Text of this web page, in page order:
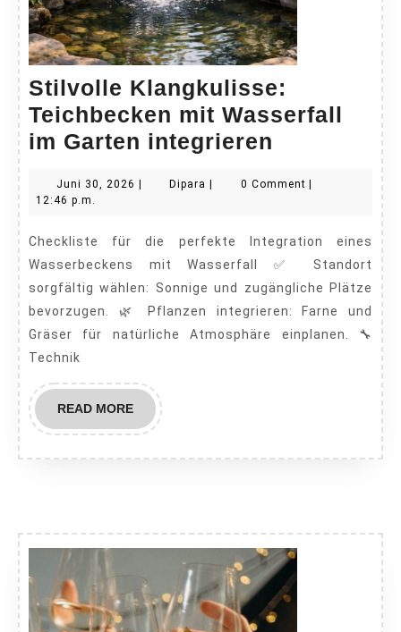
Stilvolle Klangkulisse:
Teichbecken mit Wasserfall
im Garten integrieren
Wasserfall
im
Garten
integrieren
Juni 30, 2026 Juni
Dipara Dipara0 Comment
12:46 p.m.
Checkliste für die perfekte Integration eines
Wasserbeckens mit Wasserfall ✅ Standort
sorgfältig wählen: Sonnige und zugängliche Plätze
bevorzugen. 🌿 Pflanzen integrieren: Farne und
Gräser für natürliche Atmosphäre einplanen. 🔧
Technik
READ MOREREAD
MORE